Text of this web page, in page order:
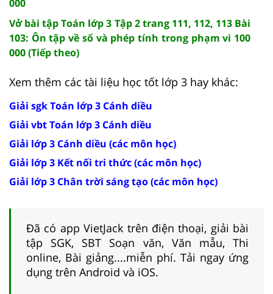
000
Vở bài tập Toán lớp 3 Tập 2 trang 111, 112, 113 Bài
103: Ôn tập về số và phép tính trong phạm vi 100
000 (Tiếp theo)
Xem thêm các tài liệu học tốt lớp 3 hay khác:
Giải sgk Toán lớp 3 Cánh diều
Giải vbt Toán lớp 3 Cánh diều
Giải lớp 3 Cánh diều (các môn học)
Giải lớp 3 Kết nối tri thức (các môn học)
Giải lớp 3 Chân trời sáng tạo (các môn học)
Đã có app VietJack trên điện thoại, giải bài
tập SGK, SBT Soạn văn, Văn mẫu, Thi
online, Bài giảng....miễn phí. Tải ngay ứng
dụng trên Android và iOS.